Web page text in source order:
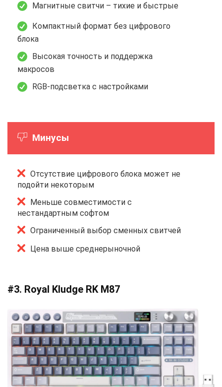
Магнитные свитчи – тихие и быстрые
Компактный формат без цифрового
блока
Высокая точность и поддержка
макросов
RGB-подсветка с настройками
Минусы
Отсутствие цифрового блока может не
подойти некоторым
Меньше совместимости с
нестандартным софтом
Ограниченный выбор сменных свитчей
Цена выше среднерыночной
#3. Royal Kludge RK M87